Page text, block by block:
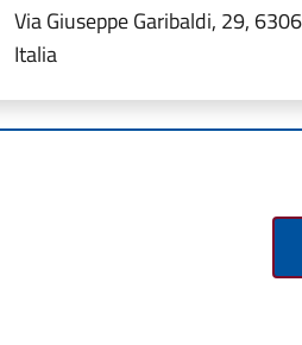
Via Giuseppe Garibaldi, 29,
Italia